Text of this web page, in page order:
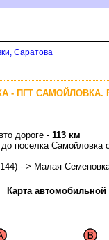
Саратова
- ПГТ
дороге - 113 км
поселка
--> Малая
Карта автомобильной